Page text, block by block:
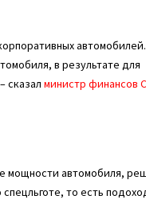
автомобилей.
в результате для
сказал министр финансов
мощности автомобиля,
то есть